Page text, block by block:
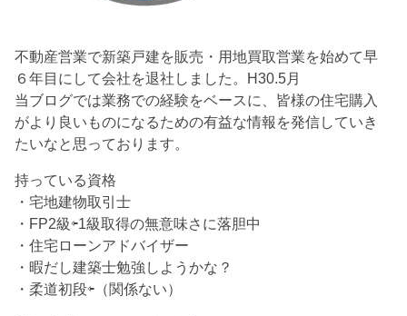
不動産営業で新築戸建を販売・用地買取営業を始めて早
６年目にして会社を退社しました。H30.5月
当ブログでは業務での経験をベースに、皆様の住宅購入
がより良いものになるための有益な情報を発信していき
たいなと思っております。
持っている資格
・宅地建物取引士
・FP2級⇦1級取得の無意味さに落胆中
・住宅ローンアドバイザー
・暇だし建築士勉強しようかな？
・柔道初段⇦（関係ない）